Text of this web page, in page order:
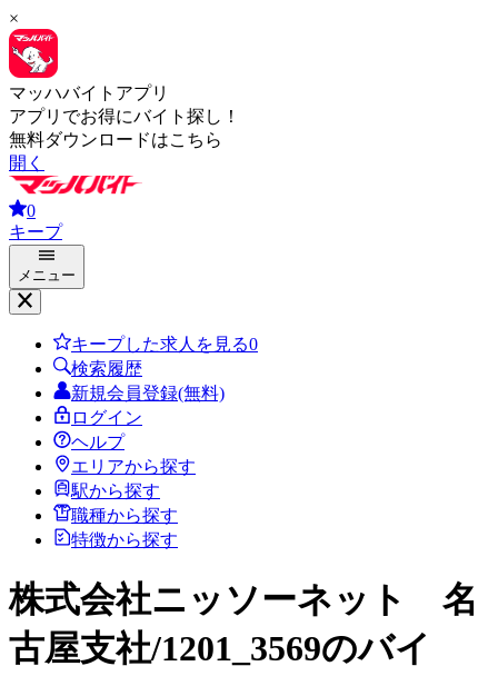
×
マッハバイトアプリ
アプリでお得にバイト探し！
無料ダウンロードはこちら
開く
0
キープ
メニュー
キープした求人を見る0
検索履歴
新規会員登録(無料)
ログイン
ヘルプ
エリアから探す
駅から探す
職種から探す
特徴から探す
株式会社ニッソーネット 名
古屋支社/1201_3569のバイ